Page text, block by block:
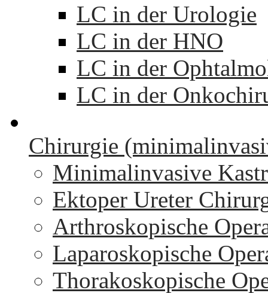
LC in der Urologie
LC in der HNO
LC in der
LC in der
Chirurgie
Minimalinvasive
Ektoper Ureter
Arthroskopische
Laparoskopische
Thorakoskopische